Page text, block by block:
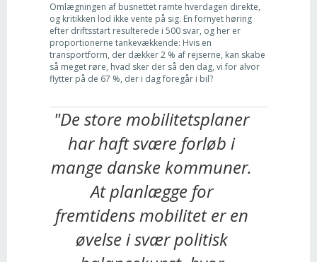
Omlægningen af busnettet ramte hverdagen direkte,
og kritikken lod ikke vente på sig. En fornyet høring
efter driftsstart resulterede i 500 svar, og her er
proportionerne tankevækkende: Hvis en
transportform, der dækker 2 % af rejserne, kan skabe
så meget røre, hvad sker der så den dag, vi for alvor
flytter på de 67 %, der i dag foregår i bil?
"De store mobilitetsplaner
har haft svære forløb i
mange danske kommuner.
At planlægge for
fremtidens mobilitet er en
øvelse i svær politisk